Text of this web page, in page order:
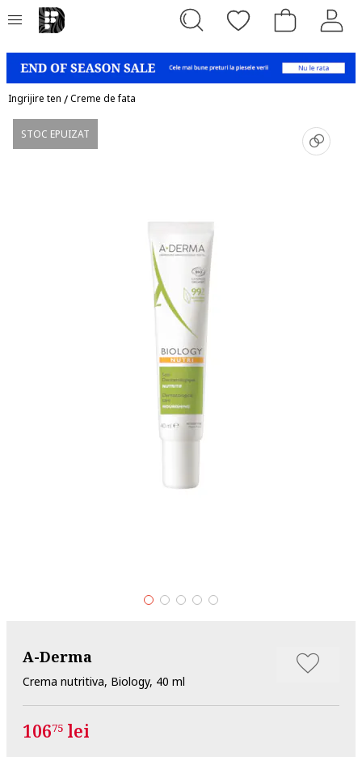
Ingrijire ten /Creme de fata
STOC EPUIZAT
A-Derma
Crema nutritiva, Biology, 40 ml
10675 lei